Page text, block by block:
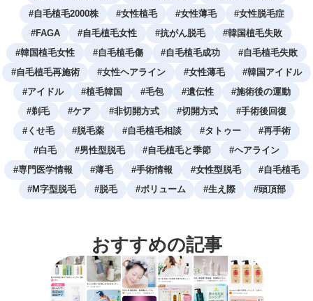
#自毛植毛2000株 #女性植毛 #女性薄毛 #女性脱毛症
#FAGA #自毛植毛女性 #抗がん脱毛 #韓国植毛失敗
#韓国植毛女性 #自毛植毛傷 #自毛植毛成功 #自毛植毛失敗
#自毛植毛再施術 #女性ヘアライン #女性薄毛 #韓国アイドル
#アイドル #植毛韓国 #毛包 #遺伝性 #施術後の運動
#剃毛 #ケア #非切開方式 #切開方式 #手術後回復
#くせ毛 #脱毛薬 #自毛植毛相談 #タトゥー #再手術
#白毛 #男性型脱毛 #自毛植毛と季節 #ヘアライン
#専門医学情報 #薄毛 #手術情報 #女性型脱毛 #自毛植毛
#M字型脱毛 #脱毛 #ボリューム #生え際 #頭頂部
おすすめの記事